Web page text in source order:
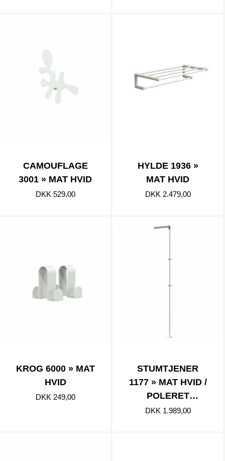
CAMOUFLAGE
3001 » MAT HVID
DKK 529,00
HYLDE 1936 »
MAT HVID
DKK 2.479,00
KROG 6000 » MAT
HVID
DKK 249,00
STUMTJENER
1177 » MAT HVID /
POLERET
RUSTFRI
DKK 1.989,00